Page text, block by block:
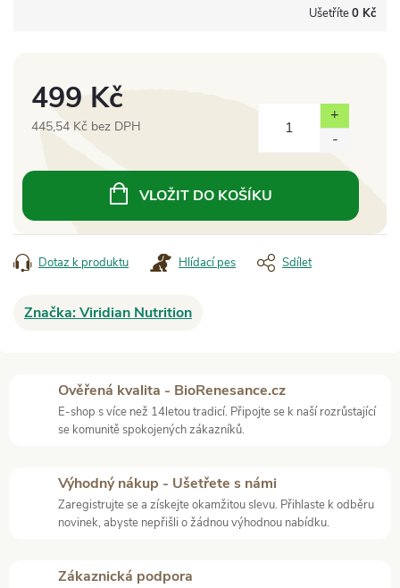
Ušetříte0 Kč
499 Kč
445,54 Kč bez DPH
cena:
VLOŽIT DO KOŠÍKU
Dotaz k produktu Hlídací pes Sdílet
Značka:Viridian Nutrition
Ověřená kvalita - BioRenesance.cz
E-shop s více než 14letou tradicí. Připojte se k naší rozrůstající
se komunitě spokojených zákazníků.
Výhodný nákup - Ušetřete s námi
Zaregistrujte se a získejte okamžitou slevu. Přihlaste k odběru
novinek, abyste nepřišli o žádnou výhodnou nabídku.
Zákaznická podpora